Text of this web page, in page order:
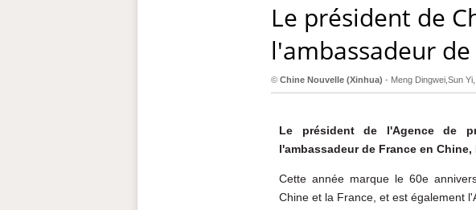
Le président de
l'ambassadeur
© Chine Nouvelle (Xinhua) - Meng Dingwei,Sun Yi
Le président de l'Agence de
l'ambassadeur de France en
Cette année marque le 60e
Chine et la France, et est également